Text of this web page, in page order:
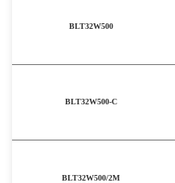
BLT32W500
BLT32W500-C
BLT32W500/2M